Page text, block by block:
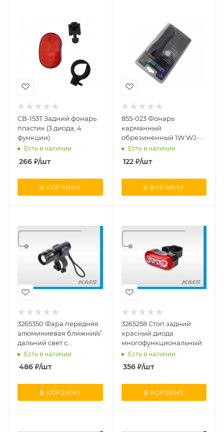
CB-153T Задний фонарь
пластик (3 диода, 4
функции)
Есть в наличии
266 ₽/шт
В КОРЗИНУ
855-023 Фонарь
карманный
обрезиненный 1W WJ-
601 3AAA
Есть в наличии
122₽/шт
В КОРЗИНУ
3265350 Фара передняя
алюминиевая ближний/
дальний свет с
меняющимся фокусом, с
креплением на руль 1Вт,
(3 режима работы)
Есть в наличии
486 ₽/шт
В КОРЗИНУ
3265258 Стоп задний
красный диода
многофункциональный
Есть в наличии
356₽/шт
В КОРЗИНУ